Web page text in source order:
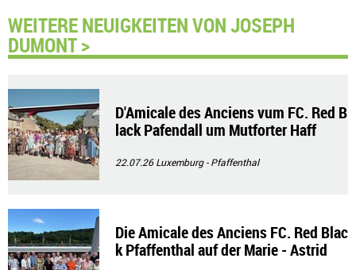
WEITERE NEUIGKEITEN VON JOSEPH
DUMONT >
D'Amicale des Anciens vum FC. Red B
lack Pafendall um Mutforter Haff
22.07.26Luxemburg - Pfaffenthal
Die Amicale des Anciens FC. Red Blac
k Pfaffenthal auf der Marie - Astrid